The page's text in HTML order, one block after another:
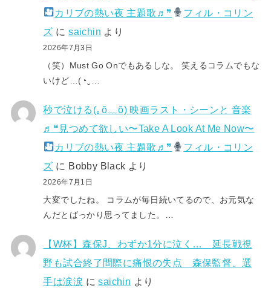
カリブの熱い夜 主題歌♬❞
フィル・コリン
ズ にsaichin より
2026年7月3日
（笑）Must Go Onでもあるしな。 笑えるコラムでもな
いけど…(⁠◔⁠‿⁠…
秒で泣ける(⁠｡⁠ŏ⁠﹏⁠ŏ⁠) 映画ラスト・シーンと 音楽
♬❝見つめて欲しい〜Take A Look At Me Now〜
カリブの熱い夜 主題歌♬❞
フィル・コリン
ズ に Bobby Black より
2026年7月1日
大変でしたね。 コラムが毎日続いてるので、お元気な
んだとばっかり思ってました。…
【W杯】森保J、わずか1分に泣く… 延長戦視
野も試合終了間際に痛恨の失点 森保監督、選
手は涙涙 にsaichin より